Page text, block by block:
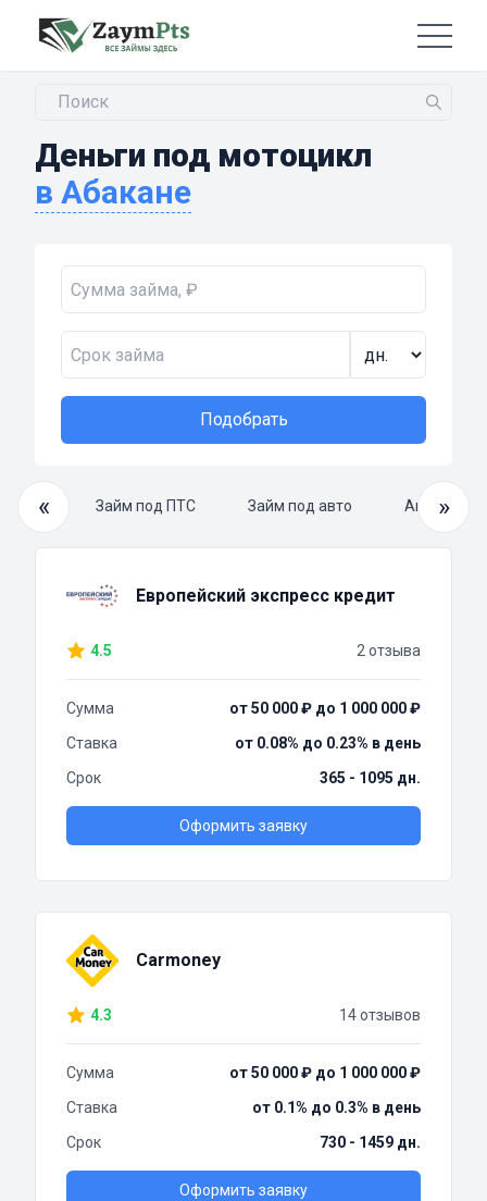
Деньги под мотоцикл
в Абакане
Подобрать
«
займ Займ под ПТС Займ под авто »
Европейский экспресс кредит
4.5 2 отзыва
Сумма
от 50 000 ₽ до 1 000 000 ₽
Ставка
от 0.08% до 0.23% в день
Срок
365 - 1095 дн.
Оформить заявку
Carmoney
4.3 14 отзывов
Сумма
от 50 000 ₽ до 1 000 000 ₽
Ставка
от 0.1% до 0.3% в день
Срок
730 - 1459 дн.
Оформить заявку